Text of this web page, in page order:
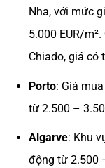
Nha, với mức
5.000 EUR/
Chiado, giá có
Porto: Giá
từ 2.500 –
Algarve: Khu
động từ 2.500